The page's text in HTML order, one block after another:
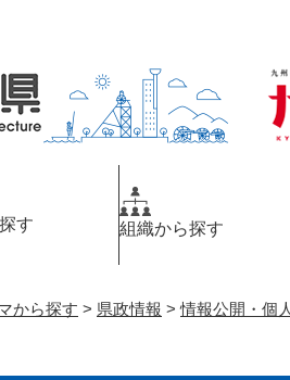
す 組織から探す
から探す > 県政情報 >情報公開・個